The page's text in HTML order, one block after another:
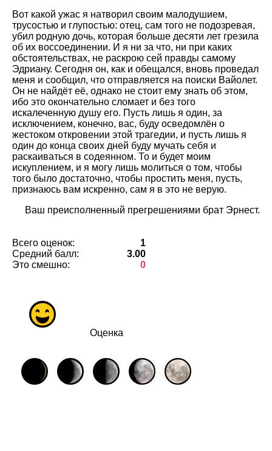
Вот какой ужас я натворил своим малодушием,
трусостью и глупостью: отец, сам того не подозревая,
убил родную дочь, которая больше десяти лет грезила
об их воссоединении. И я ни за что, ни при каких
обстоятельствах, не раскрою сей правды самому
Эдриану. Сегодня он, как и обещался, вновь проведал
меня и сообщил, что отправляется на поиски Вайолет.
Он не найдёт её, однако не стоит ему знать об этом,
ибо это окончательно сломает и без того
искалеченную душу его. Пусть лишь я один, за
исключением, конечно, вас, буду осведомлён о
жестоком откровении этой трагедии, и пусть лишь я
один до конца своих дней буду мучать себя и
раскаиваться в содеянном. То и будет моим
искуплением, и я могу лишь молиться о том, чтобы
того было достаточно, чтобы простить меня, пусть,
признаюсь вам искренно, сам я в это не верую.
Ваш преисполненный прегрешениями брат Эрнест.
Всего оценок:
1
Средний балл:
3.00
Это смешно:
0
Оценка